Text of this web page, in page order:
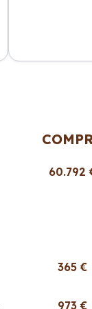
60.792
365 €
973 €